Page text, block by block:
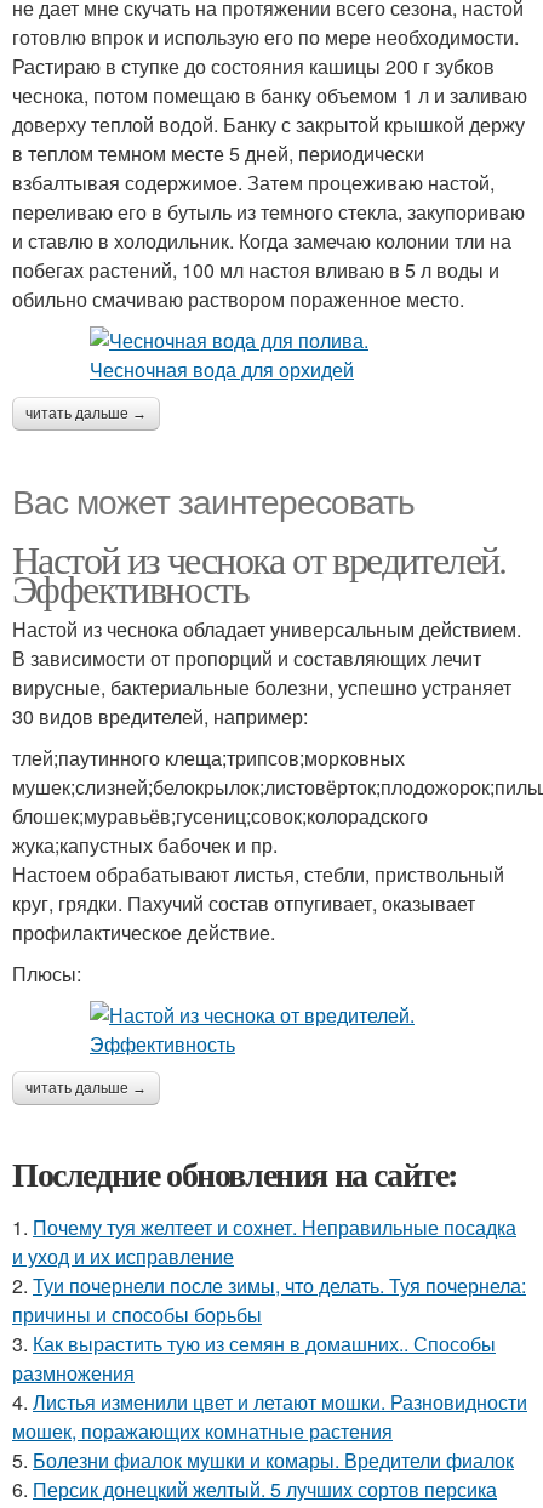
не дает мне скучать на протяжении всего сезона, настой
готовлю впрок и использую его по мере необходимости.
Растираю в ступке до состояния кашицы 200 г зубков
чеснока, потом помещаю в банку объемом 1 л и заливаю
доверху теплой водой. Банку с закрытой крышкой держу
в теплом темном месте 5 дней, периодически
взбалтывая содержимое. Затем процеживаю настой,
переливаю его в бутыль из темного стекла, закупориваю
и ставлю в холодильник. Когда замечаю колонии тли на
побегах растений, 100 мл настоя вливаю в 5 л воды и
обильно смачиваю раствором пораженное место.
читать дальше →
Вас может заинтересовать
Настой из чеснока от вредителей.
Эффективность
Настой из чеснока обладает универсальным действием.
В зависимости от пропорций и составляющих лечит
вирусные, бактериальные болезни, успешно устраняет
30 видов вредителей, например:
тлей;паутинного клеща;трипсов;морковных
блошек;муравьёв;гусениц;совок;колорадского
жука;капустных бабочек и пр.
Настоем обрабатывают листья, стебли, приствольный
круг, грядки. Пахучий состав отпугивает, оказывает
профилактическое действие.
Плюсы:
читать дальше →
Последние обновления на сайте:
1. Почему туя желтеет и сохнет. Неправильные посадка
и уход и их исправление
2. Туи почернели после зимы, что делать. Туя почернела:
причины и способы борьбы
3. Как вырастить тую из семян в домашних.. Способы
размножения
4. Листья изменили цвет и летают мошки. Разновидности
мошек, поражающих комнатные растения
5. Болезни фиалок мушки и комары. Вредители фиалок
6. Персик донецкий желтый. 5 лучших сортов персика